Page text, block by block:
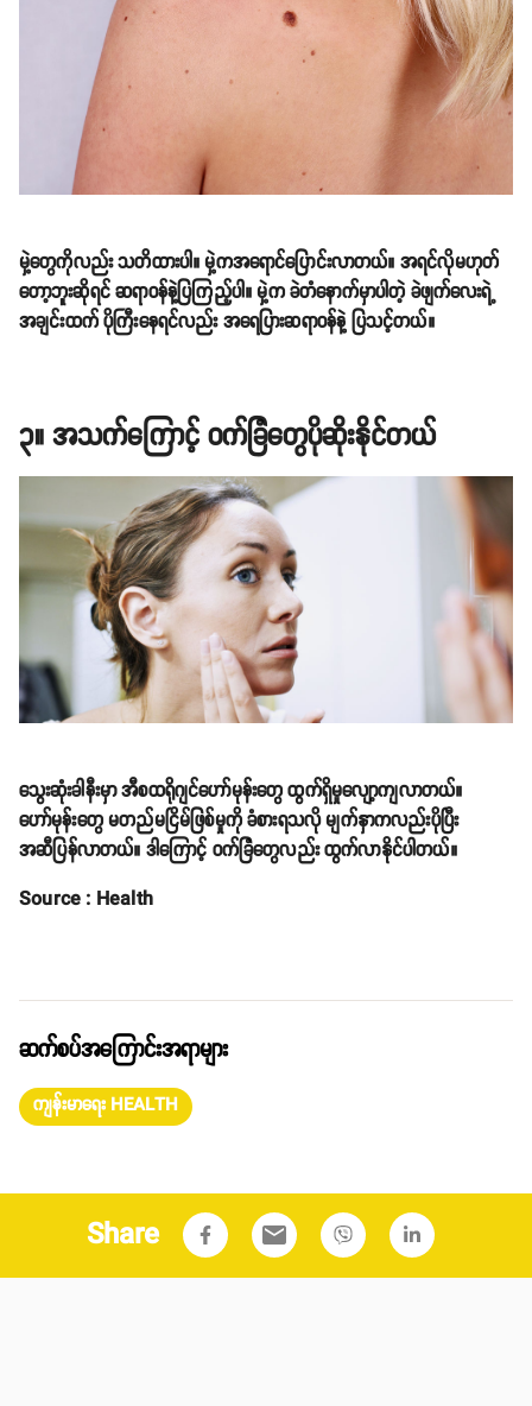
မှဲ့တွေကိုလည်း သတိထားပါ။ မှဲ့ကအရောင်ပြောင်းလာတယ်။ အရင်လိုမဟုတ်
တော့ဘူးဆိုရင် ဆရာဝန်နဲ့ပြကြည့်ပါ။ မှဲ့က ခဲတံနောက်မှာပါတဲ့ ခဲဖျက်လေးရဲ့
အချင်းထက် ပိုကြီးနေရင်လည်း အရေပြားဆရာဝန်နဲ့ ပြသင့်တယ်။
၃။ အသက်ကြောင့် ဝက်ခြံတွေပိုဆိုးနိုင်တယ်
သွေးဆုံးခါနီးမှာ အီစထရိုဂျင်ဟော်မုန်းတွေ ထွက်ရှိမှုလျော့ကျလာတယ်။
ဟော်မုန်းတွေ မတည်မငြိမ်ဖြစ်မှုကို ခံစားရသလို မျက်နှာကလည်းပိုပြီး
အဆီပြန်လာတယ်။ ဒါကြောင့် ဝက်ခြံတွေလည်း ထွက်လာနိုင်ပါတယ်။
Source : Health
ဆက်စပ်အကြောင်းအရာများ
ကျန်းမာရေး HEALTH
Share email